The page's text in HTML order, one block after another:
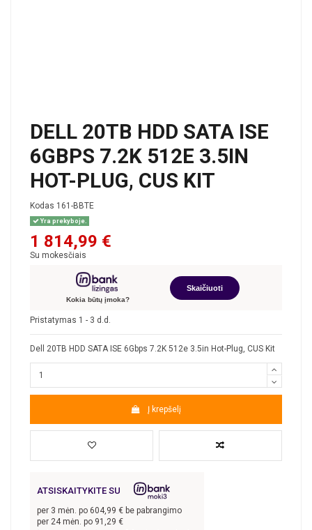
DELL 20TB HDD SATA ISE
6GBPS 7.2K 512E 3.5IN
HOT-PLUG, CUS KIT
Kodas 161-BBTE
Yra prekyboje.
1 814,99 €
Su mokesčiais
Kokia būtų įmoka?
Skaičiuoti
Pristatymas 1 - 3 d.d.
Dell 20TB HDD SATA ISE 6Gbps 7.2K 512e 3.5in Hot-Plug, CUS Kit
Į krepšelį
ATSISKAITYKITE SU
per 3 mėn. po 604,99 € be pabrangimo
per 24 mėn. po 91,29 €